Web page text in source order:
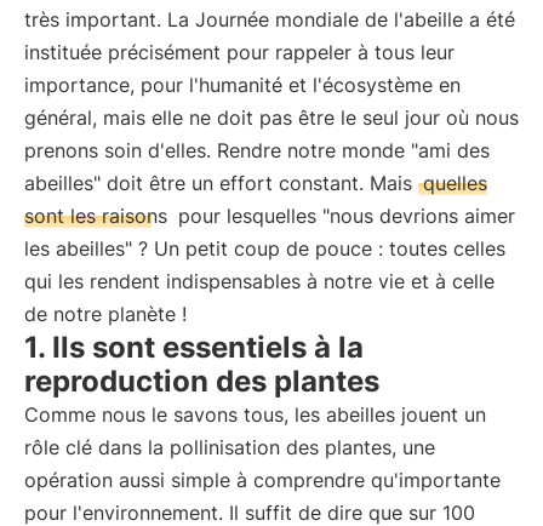
très important. La Journée mondiale de l'abeille a été
instituée précisément pour rappeler à tous leur
importance, pour l'humanité et l'écosystème en
général, mais elle ne doit pas être le seul jour où nous
prenons soin d'elles. Rendre notre monde "ami des
abeilles" doit être un effort constant. Mais quelles
sont les raisons pour lesquelles "nous devrions aimer
les abeilles" ? Un petit coup de pouce : toutes celles
qui les rendent indispensables à notre vie et à celle
de notre planète !
1. Ils sont essentiels à la
reproduction des plantes
Comme nous le savons tous, les abeilles jouent un
rôle clé dans la pollinisation des plantes, une
opération aussi simple à comprendre qu'importante
pour l'environnement. Il suffit de dire que sur 100